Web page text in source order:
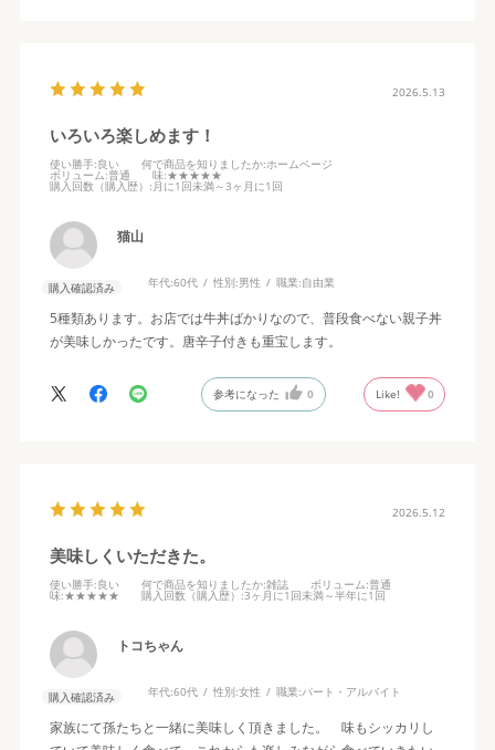
2026.5.13
いろいろ楽しめます！
使い勝手:良い 何で商品を知りましたか:ホームページ
ボリューム:普通 味:★★★★★
購入回数（購入歴） :月に1回未満～3ヶ月に1回
猫山
購入確認済み 年代:60代 性別:男性 職業:自由業
5種類あります。お店では牛丼ばかりなので、普段食べない親子丼
が美味しかったです。唐辛子付きも重宝します。
参考になった 0 Like! 0
2026.5.12
美味しくいただきた。
使い勝手:良い 何で商品を知りましたか:雑誌 ボリューム:普通
味:★★★★★ 購入回数（購入歴） :3ヶ月に1回未満～半年に1回
トコちゃん
購入確認済み 年代:60代 性別:女性 職業:パート・アルバイト
家族にて孫たちと一緒に美味しく頂きました。 味もシッカリし